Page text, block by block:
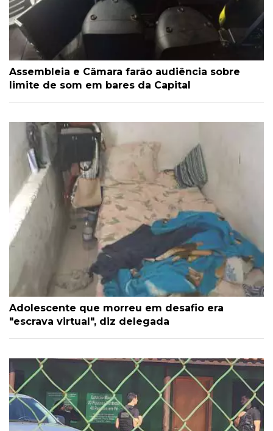
Assembleia e Câmara farão audiência sobre
limite de som em bares da Capital
Adolescente que morreu em desafio era
"escrava virtual", diz delegada